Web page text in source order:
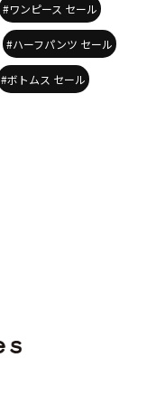
#ワンピース セール
#ハーフパンツ セール
#ボトムス セール